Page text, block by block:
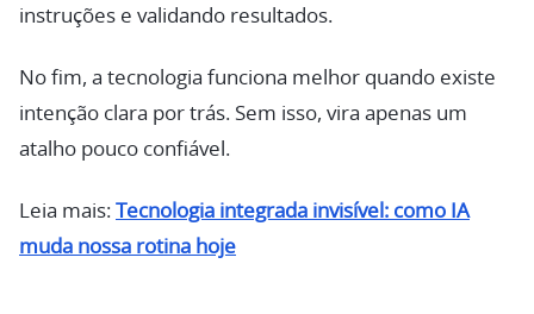
instruções e validando resultados.
No fim, a tecnologia funciona melhor quando existe
intenção clara por trás. Sem isso, vira apenas um
atalho pouco confiável.
Leia mais: Tecnologia integrada invisível: como IA
muda nossa rotina hoje